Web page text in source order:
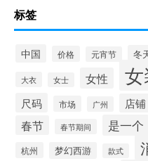
标签
中国 价格 元宵节 冬
大衣 女士 女性
尺码 市场 广州 店铺
春节 春节期间 是一个
杭州 梦幻西游 款式